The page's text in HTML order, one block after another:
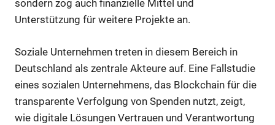
sondern zog auch finanzielle Mittel und
Unterstützung für weitere Projekte an.
Soziale Unternehmen treten in diesem Bereich in
Deutschland als zentrale Akteure auf. Eine Fallstudie
eines sozialen Unternehmens, das Blockchain für die
transparente Verfolgung von Spenden nutzt, zeigt,
wie digitale Lösungen Vertrauen und Verantwortung